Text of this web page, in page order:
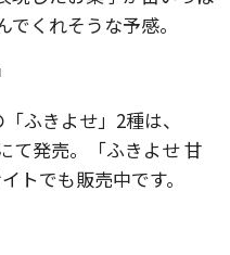
くれそうな予感。
ふきよせ」2種は、
て発売。「ふきよせ 甘
トでも販売中です。